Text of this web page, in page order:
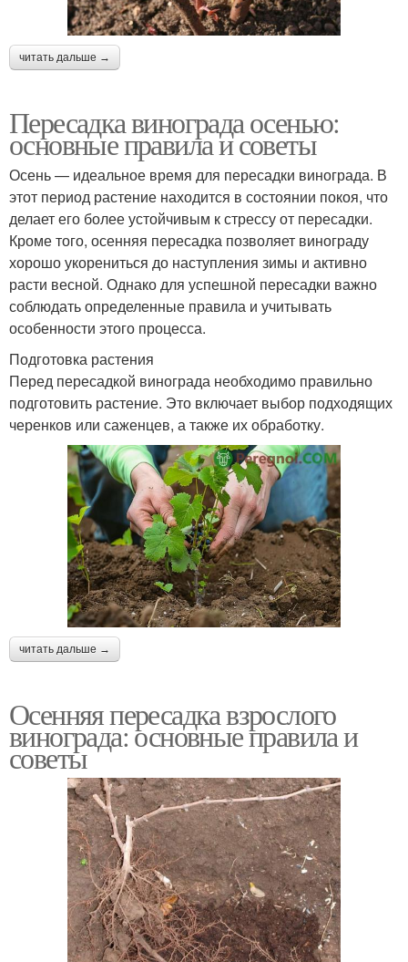
читать дальше →
Пересадка винограда осенью:
основные правила и советы
Осень — идеальное время для пересадки винограда. В
этот период растение находится в состоянии покоя, что
делает его более устойчивым к стрессу от пересадки.
Кроме того, осенняя пересадка позволяет винограду
хорошо укорениться до наступления зимы и активно
расти весной. Однако для успешной пересадки важно
соблюдать определенные правила и учитывать
особенности этого процесса.
Подготовка растения
Перед пересадкой винограда необходимо правильно
подготовить растение. Это включает выбор подходящих
черенков или саженцев, а также их обработку.
читать дальше →
Осенняя пересадка взрослого
винограда: основные правила и
советы